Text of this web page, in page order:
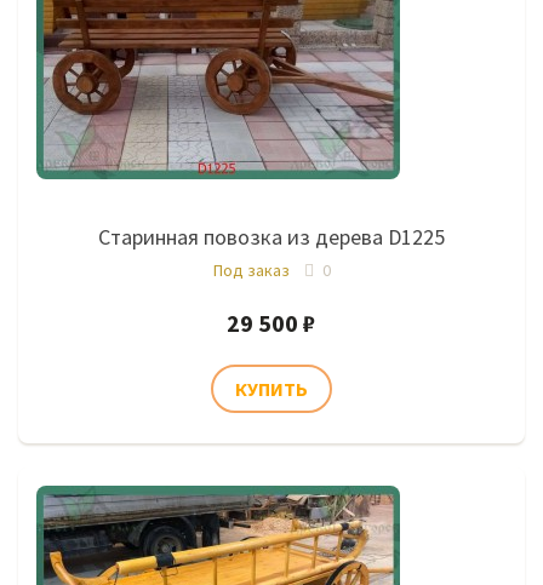
Старинная повозка из дерева D1225
Под заказ 0
29 500 ₽